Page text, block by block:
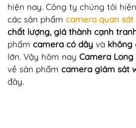
hiện nay. Công ty chúng tôi
các sản phẩm camera quan sát
chất lượng, giá thành cạnh
phẩm camera có dây và không
lớn. Vậy hôm nay Camera Long
về sản phẩm camera giám sát
đây.